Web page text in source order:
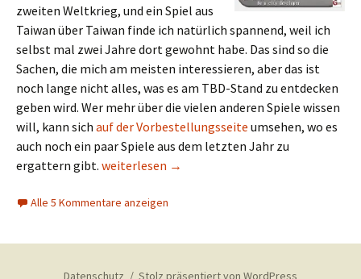
zweiten Weltkrieg, und ein Spiel aus
Taiwan über Taiwan finde ich natürlich spannend, weil ich
selbst mal zwei Jahre dort gewohnt habe. Das sind so die
Sachen, die mich am meisten interessieren, aber das ist
noch lange nicht alles, was es am TBD-Stand zu entdecken
geben wird. Wer mehr über die vielen anderen Spiele wissen
will, kann sich auf der Vorbestellungsseite umsehen, wo es
auch noch ein paar Spiele aus dem letzten Jahr zu
ergattern gibt. Drei Tage im Oktober – die Messevorschau
weiterlesen →
Alle 5 Kommentare anzeigen
Datenschutz Stolz präsentiert von WordPress